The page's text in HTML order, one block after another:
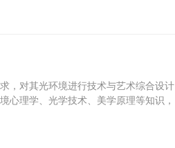
，对其光环境进行技术与艺术综合设计
心理学、光学技术、美学原理等知识，
备选型、供